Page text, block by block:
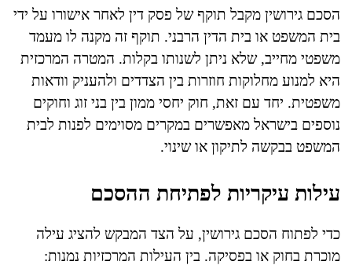
הסכם גירושין מקבל תוקף של פסק דין לאחר אישורו על ידי
בית המשפט או בית הדין הרבני. תוקף זה מקנה לו מעמד
משפטי מחייב, שלא ניתן לשנותו בקלות. המטרה המרכזית
היא למנוע מחלוקות חוזרות בין הצדדים ולהעניק וודאות
משפטית. יחד עם זאת, חוק יחסי ממון בין בני זוג וחוקים
נוספים בישראל מאפשרים במקרים מסוימים לפנות לבית
המשפט בבקשה לתיקון או שינוי.
עילות עיקריות לפתיחת ההסכם
כדי לפתוח הסכם גירושין, על הצד המבקש להציג עילה
מוכרת בחוק או בפסיקה. בין העילות המרכזיות נמנות: